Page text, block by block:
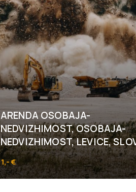
ARENDA OSOBAJA-
NEDVIZHIMOST, OSOBAJA-
NEDVIZHIMOST, LEVICE,
1,- €